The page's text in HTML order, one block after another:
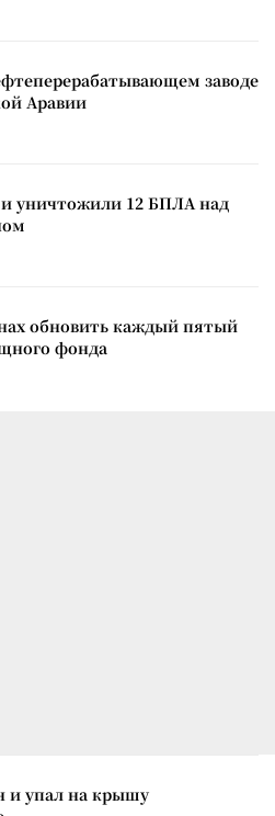
заводе
Аравии
уничтожили 12 БПЛА над
обновить каждый пятый
фонда
и упал на крышу